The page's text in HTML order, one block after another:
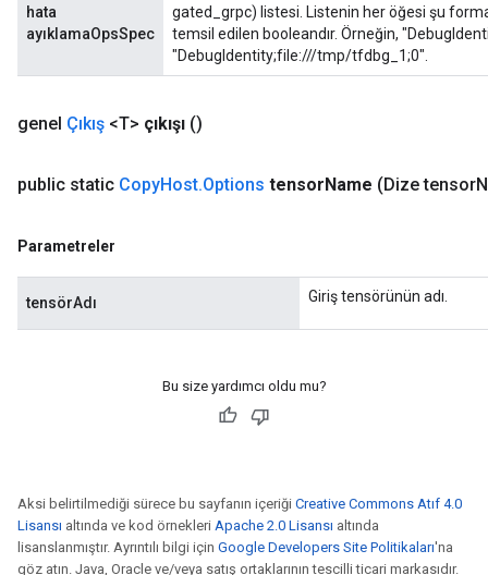
hata
ayıklamaOpsSpec
gated_grpc) listesi. Listenin her öğesi şu
temsil edilen booleandır. Örneğin,
"DebugIdentity;file:///tmp/tfdbg_1;0".
genel Çıkış <T> çıkışı ()
public static CopyHost.Options tensorName (Dize tensor
Parametreler
tensörAdı Giriş tensörünün adı.
Bu size yardımcı oldu mu?
Aksi belirtilmediği sürece bu sayfanın içeriği Creative Commons Atıf 4.0
Lisansı altında ve kod örnekleri Apache 2.0 Lisansı altında
lisanslanmıştır. Ayrıntılı bilgi için Google Developers Site Politikaları'na
göz atın. Java, Oracle ve/veya satış ortaklarının tescilli ticari markasıdır.